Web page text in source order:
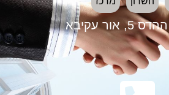
ההדס 5, אור עקיבא